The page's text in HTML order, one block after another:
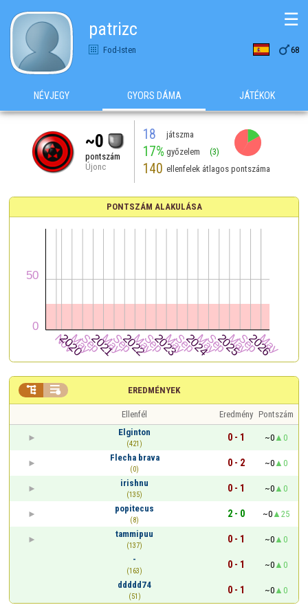
patrizc
Fod-Isten 68
☰
NÉVJEGY GYORS DÁMA JÁTÉKOK
~0
pontszám
Újonc
18 játszma
17% győzelem (3)
140 ellenfelek átlagos pontszáma
PONTSZÁM ALAKULÁSA
EREDMÉNYEK
 
Ellenfél Eredmény Pontszám
Elginton
(421)
0 - 1 ~0
0
Flecha brava
(0)
0 - 2 ~0
0
irishnu
(135)
0 - 1 ~0
0
popitecus
(8)
2 - 0 ~0
25
tammipuu
(137)
0 - 1 ~0
0
-
(163)
0 - 1 ~0
0
ddddd74
(51)
0 - 1 ~0 0